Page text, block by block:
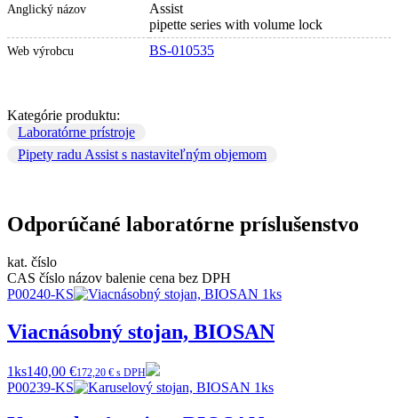
Anglický názov
Assist
pipette series with volume lock
Web výrobcu BS-010535
Kategórie produktu:
Laboratórne prístroje
Pipety radu Assist s nastaviteľným objemom
Odporúčané laboratórne príslušenstvo
kat. číslo
CAS číslo názov balenie cena bez DPH
P00240-KS
Viacnásobný stojan, BIOSAN
1ks140,00 €172,20 € s DPH
P00239-KS